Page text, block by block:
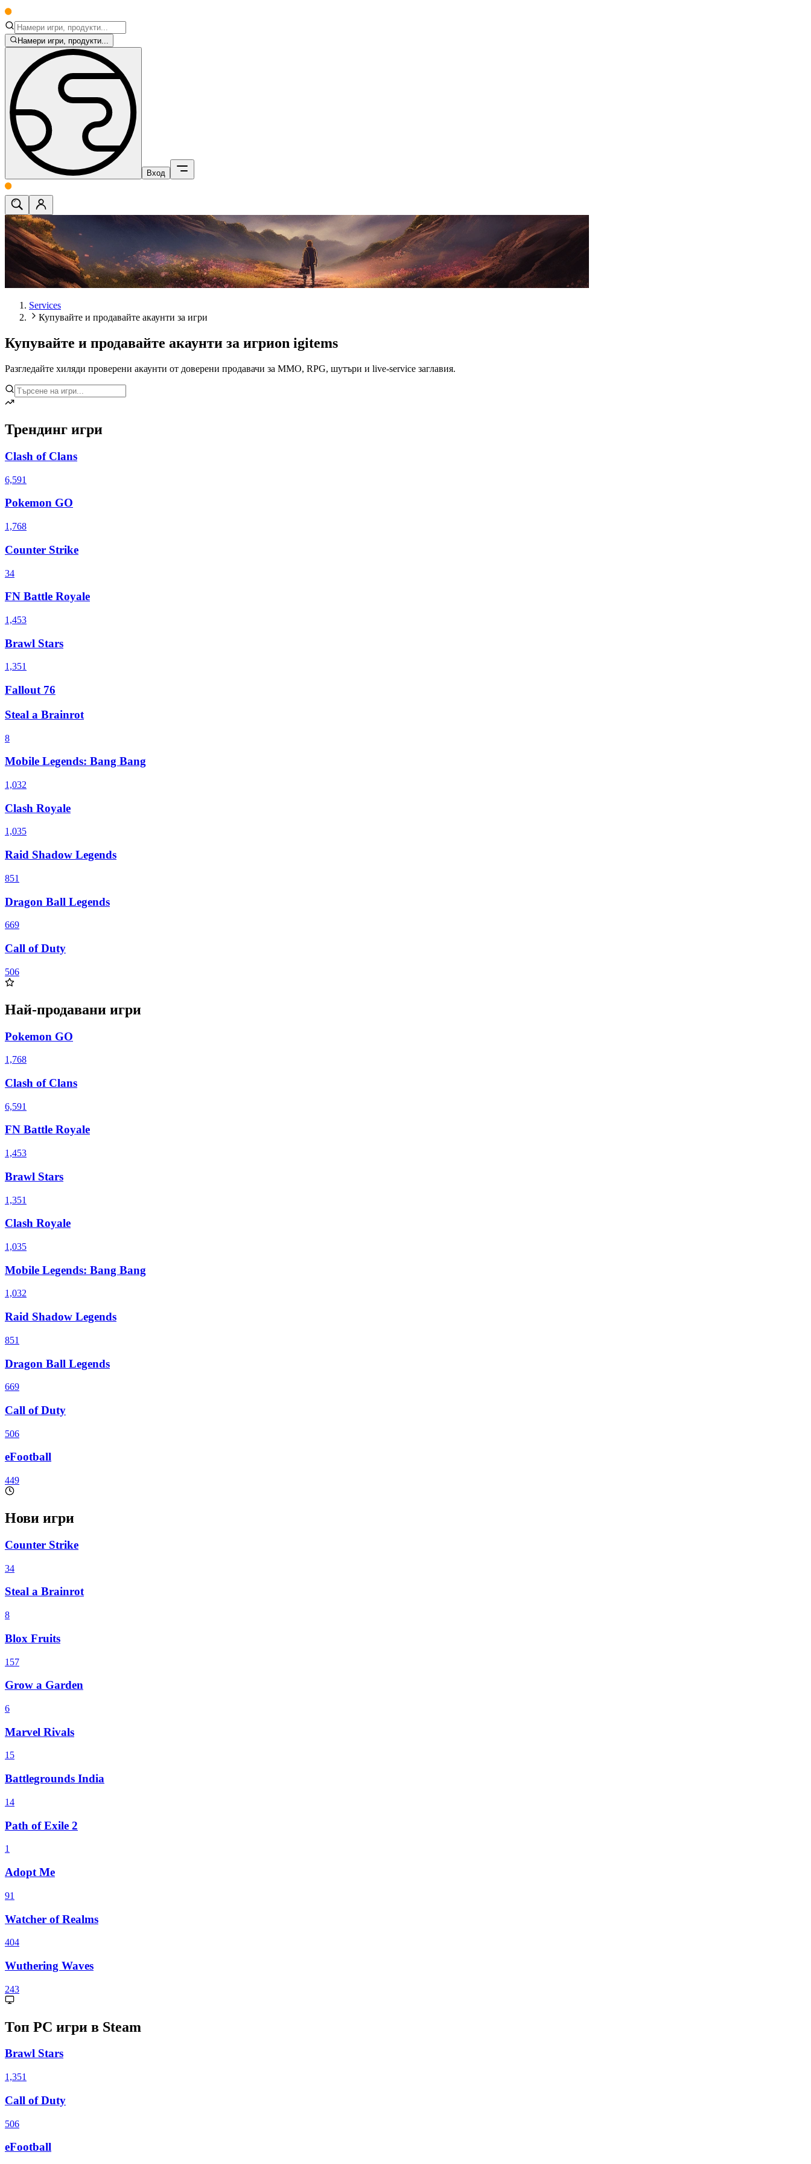
Намери игри, продукти...
Вход
Services
Купувайте и продавайте акаунти за игри
Купувайте и продавайте акаунти за игриon igitems
Разгледайте хиляди проверени акаунти от доверени продавачи за MMO, RPG, шутъри и live-service заглавия.
Трендинг игри
Clash of Clans
6,591
Pokemon GO
1,768
Counter Strike
34
FN Battle Royale
1,453
Brawl Stars
1,351
Fallout 76
Steal a Brainrot
8
Mobile Legends: Bang Bang
1,032
Clash Royale
1,035
Raid Shadow Legends
851
Dragon Ball Legends
669
Call of Duty
506
Най-продавани игри
Pokemon GO
1,768
Clash of Clans
6,591
FN Battle Royale
1,453
Brawl Stars
1,351
Clash Royale
1,035
Mobile Legends: Bang Bang
1,032
Raid Shadow Legends
851
Dragon Ball Legends
669
Call of Duty
506
eFootball
449
Нови игри
Counter Strike
34
Steal a Brainrot
8
Blox Fruits
157
Grow a Garden
6
Marvel Rivals
15
Battlegrounds India
14
Path of Exile 2
1
Adopt Me
91
Watcher of Realms
404
Wuthering Waves
243
Топ PC игри в Steam
Brawl Stars
1,351
Call of Duty
506
eFootball